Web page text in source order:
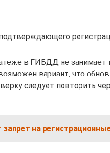
в ГИБДД не занимает
вариант, что
следует повторить
запрет на